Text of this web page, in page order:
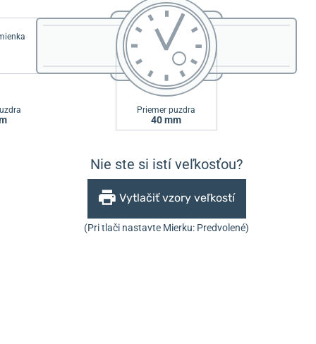
Priemer puzdra
40 mm
Nie ste si istí veľkosťou?
Vytlačiť vzory veľkostí
(Pri tlači nastavte Mierku: Predvolené)